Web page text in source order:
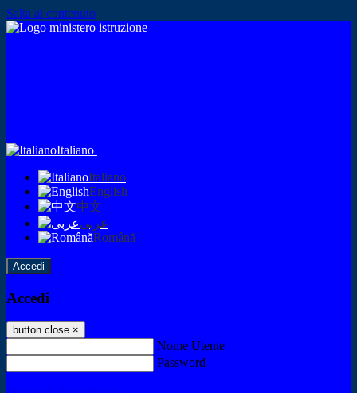
Salta al contenuto
Italiano
Italiano
English
中文
عربى
Română
Accedi
Accedi
button close ×
Nome Utente
Password